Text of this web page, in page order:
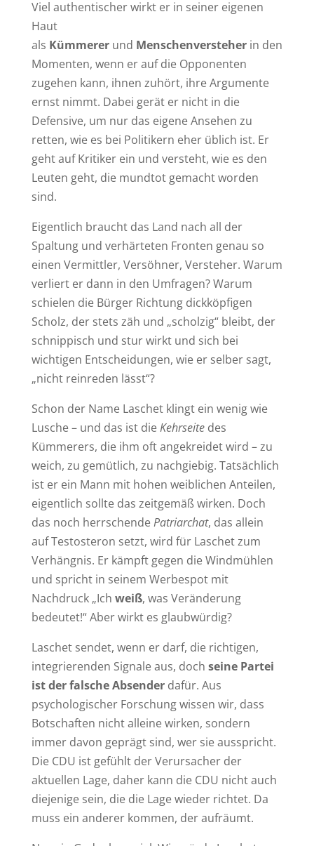
Viel authentischer wirkt er in seiner eigenen
Haut
als Kümmerer und Menschenversteher in den
Momenten, wenn er auf die Opponenten
zugehen kann, ihnen zuhört, ihre Argumente
ernst nimmt. Dabei gerät er nicht in die
Defensive, um nur das eigene Ansehen zu
retten, wie es bei Politikern eher üblich ist. Er
geht auf Kritiker ein und versteht, wie es den
Leuten geht, die mundtot gemacht worden
sind.
Eigentlich braucht das Land nach all der
Spaltung und verhärteten Fronten genau so
einen Vermittler, Versöhner, Versteher. Warum
verliert er dann in den Umfragen? Warum
schielen die Bürger Richtung dickköpfigen
Scholz, der stets zäh und „scholzig“ bleibt, der
schnippisch und stur wirkt und sich bei
wichtigen Entscheidungen, wie er selber sagt,
„nicht reinreden lässt“?
Schon der Name Laschet klingt ein wenig wie
Lusche – und das ist dieKehrseite des
Kümmerers, die ihm oft angekreidet wird – zu
weich, zu gemütlich, zu nachgiebig. Tatsächlich
ist er ein Mann mit hohen weiblichen Anteilen,
eigentlich sollte das zeitgemäß wirken. Doch
das noch herrschendePatriarchat, das allein
auf Testosteron setzt, wird für Laschet zum
Verhängnis. Er kämpft gegen die Windmühlen
und spricht in seinem Werbespot mit
Nachdruck „Ich weiß, was Veränderung
bedeutet!“ Aber wirkt es glaubwürdig?
Laschet sendet, wenn er darf, die richtigen,
integrierenden Signale aus, doch seine Partei
ist der falsche Absender dafür. Aus
psychologischer Forschung wissen wir, dass
Botschaften nicht alleine wirken, sondern
immer davon geprägt sind, wer sie ausspricht.
Die CDU ist gefühlt der Verursacher der
aktuellen Lage, daher kann die CDU nicht auch
diejenige sein, die die Lage wieder richtet. Da
muss ein anderer kommen, der aufräumt.